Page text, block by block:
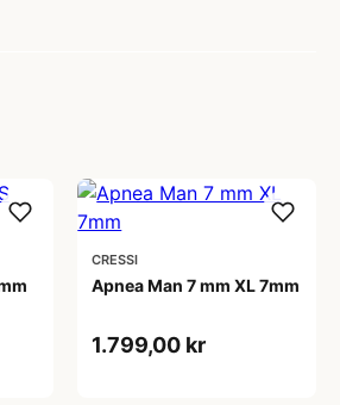
CRESSI
Apnea Man 7 mm XL 7mm
1.799,00 kr